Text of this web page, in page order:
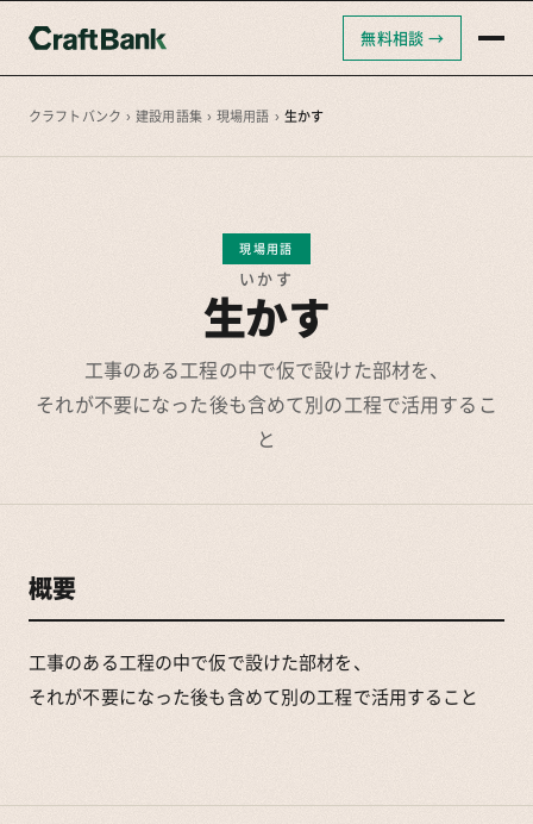
クラフトバンクAI
クラフトバンク採用支援
無料相談 →
クラフトバンク › 建設用語集 › 現場用語 › 生かす
現場用語
いかす
生かす
工事のある工程の中で仮で設けた部材を、
それが不要になった後も含めて別の工程で活用するこ
と
概要
工事のある工程の中で仮で設けた部材を、
それが不要になった後も含めて別の工程で活用すること